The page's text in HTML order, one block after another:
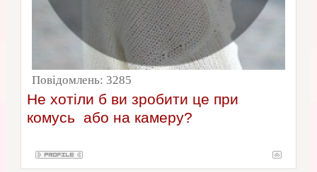
Повідомлень: 3285
Не хотіли б ви зробити це при
комусь або на камеру?